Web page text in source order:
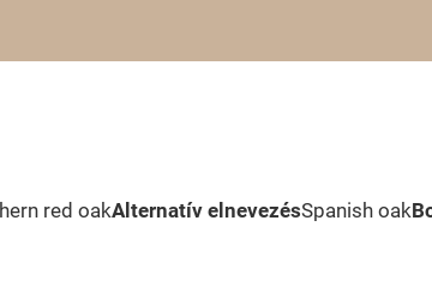
red oakAlternatív elnevezésSpanish oak